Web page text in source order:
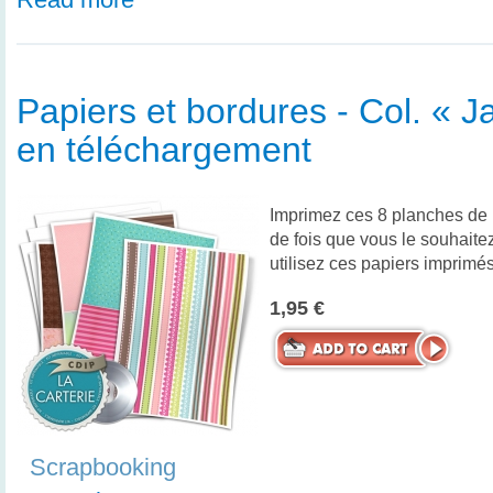
Papiers et bordures - Col. «
en téléchargement
Imprimez ces 8 planches
de fois que vous le
utilisez ces papiers
1,95 €
Scrapbooking